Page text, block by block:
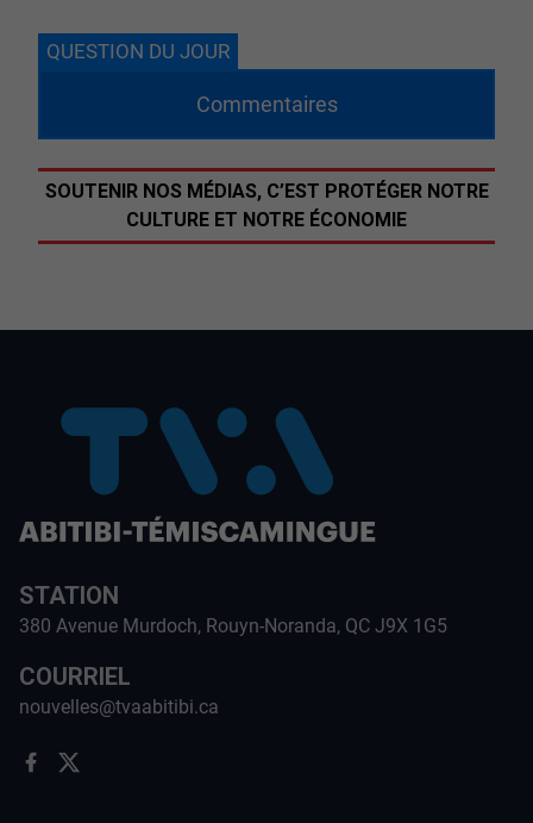
QUESTION DU JOUR
Commentaires
SOUTENIR NOS MÉDIAS, C’EST PROTÉGER NOTRE
CULTURE ET NOTRE ÉCONOMIE
STATION
380 Avenue Murdoch, Rouyn-Noranda, QC J9X 1G5
COURRIEL
nouvelles@tvaabitibi.ca